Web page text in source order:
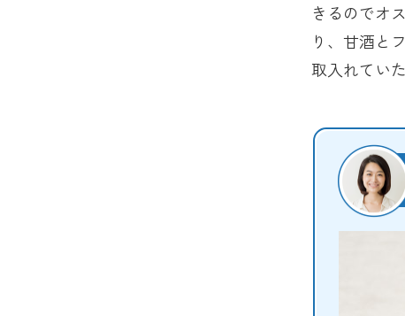
きるのでオ
り、甘酒と
取入れてい